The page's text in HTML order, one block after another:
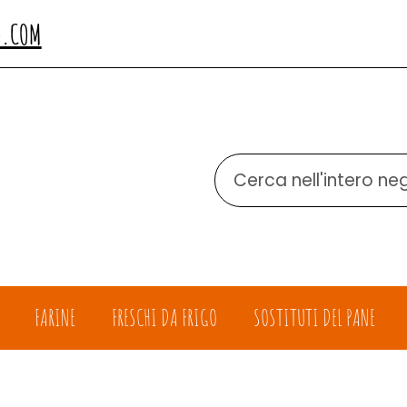
Cerca
Prodotto
FARINE FRESCHI DA FRIGO SOSTITUTI DEL PANE